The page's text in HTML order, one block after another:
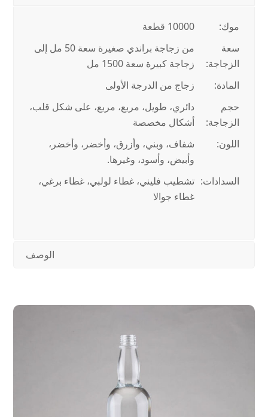
موك:
10000 قطعة
سعة
الزجاجة:
من زجاجة براندي صغيرة سعة 50 مل إلى
زجاجة كبيرة سعة 1500 مل
المادة:
زجاج من الدرجة الأولى
حجم
الزجاجة:
دائري، طويل، مربع، مربع، على شكل قلب،
أشكال مخصصة
اللون:
شفاف، وبني، وأزرق، وأخضر، وأخضر،
وأبيض، وأسود، وغيرها.
السدادات: تشطيب فليني، غطاء لولبي، غطاء برغي،
غطاء جوالا
الوصف